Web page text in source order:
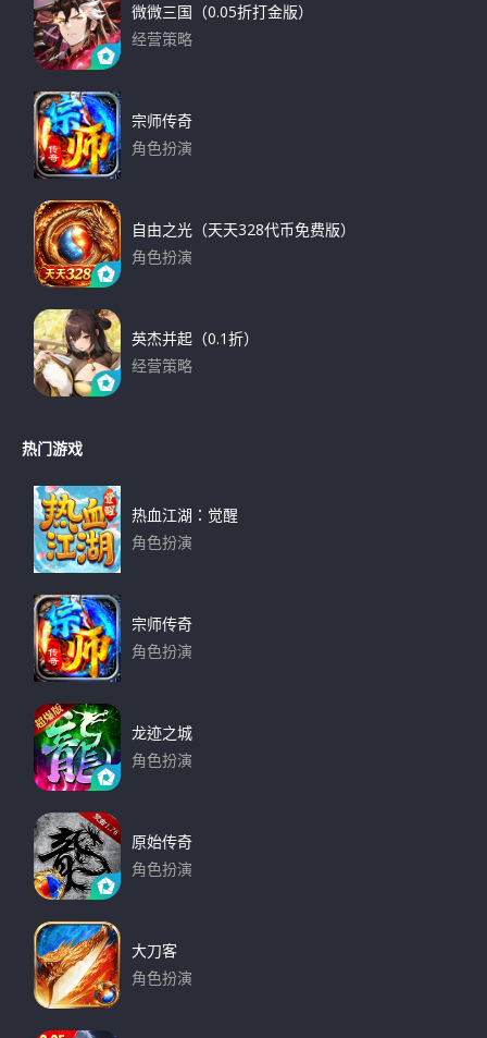
微微三国（0.05折打金版）
经营策略
宗师传奇
角色扮演
自由之光（天天328代币免费版）
角色扮演
英杰并起（0.1折）
经营策略
热门游戏
热血江湖：觉醒
角色扮演
宗师传奇
角色扮演
龙迹之城
角色扮演
原始传奇
角色扮演
大刀客
角色扮演